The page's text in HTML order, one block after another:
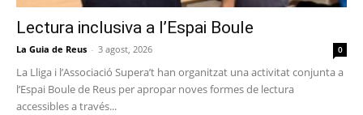
Lectura inclusiva a l’Espai Boule
La Guia de Reus - 3 agost, 2026 0
La Lliga i l’Associació Supera’t han organitzat una activitat conjunta a
l’Espai Boule de Reus per apropar noves formes de lectura
accessibles a través...